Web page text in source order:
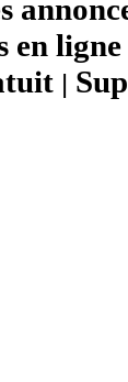
en ligne
|